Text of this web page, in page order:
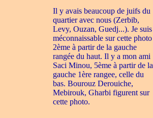
Il y avais beaucoup de juifs du
quartier avec nous (Zerbib,
Levy, Ouzan, Guedj...). Je suis
méconnaissable sur cette photo
2ème à partir de la gauche
rangée du haut. Il y a mon ami
Saci Minou, 5ème à partir de la
gauche 1ère rangee, celle du
bas. Bourouz Derouiche,
Mebirouk, Gharbi figurent sur
cette photo.